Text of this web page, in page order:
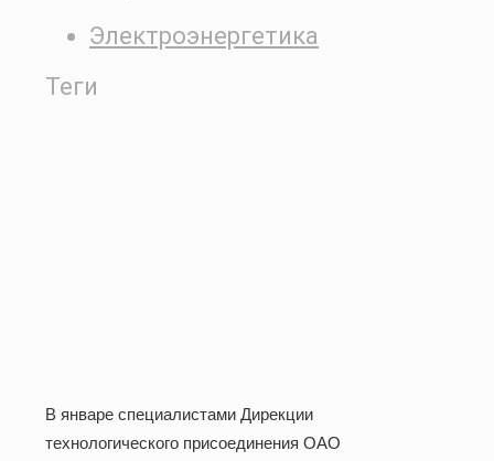
Электроэнергетика
Теги
В январе специалистами Дирекции
технологического присоединения ОАО